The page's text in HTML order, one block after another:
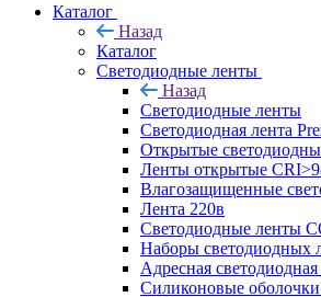
Каталог
Назад
Каталог
Светодиодные ленты
Назад
Светодиодные ленты
Светодиодная лента
Открытые
Ленты открытые
Влагозащищенные
Лента 220в
Светодиодные ленты
Наборы светодиодных
Адресная светодиодная
Силиконовые